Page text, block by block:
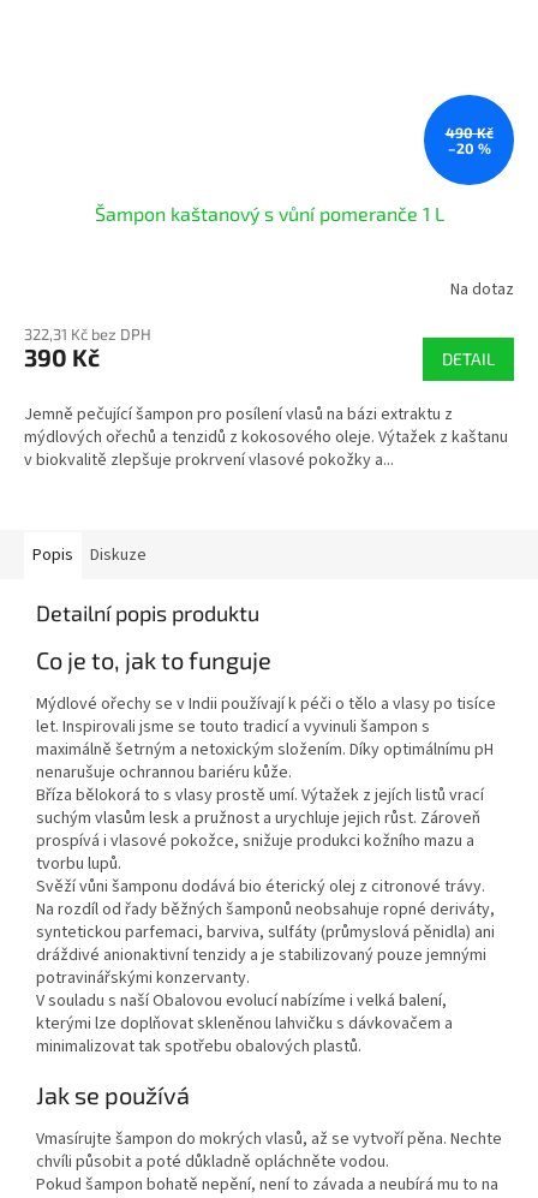
490 Kč
–20 %
Šampon kaštanový s vůní pomeranče 1 L
Na dotaz
322,31 Kč bez DPH
390 Kč DETAIL
Jemně pečující šampon pro posílení vlasů na bázi extraktu z
mýdlových ořechů a tenzidů z kokosového oleje. Výtažek z kaštanu
v biokvalitě zlepšuje prokrvení vlasové pokožky a...
Popis Diskuze
Detailní popis produktu
Co je to, jak to funguje
Mýdlové ořechy se v Indii používají k péči o tělo a vlasy po tisíce
let. Inspirovali jsme se touto tradicí a vyvinuli šampon s
maximálně šetrným a netoxickým složením. Díky optimálnímu pH
nenarušuje ochrannou bariéru kůže.
Bříza bělokorá to s vlasy prostě umí. Výtažek z jejích listů vrací
suchým vlasům lesk a pružnost a urychluje jejich růst. Zároveň
prospívá i vlasové pokožce, snižuje produkci kožního mazu a
tvorbu lupů.
Svěží vůni šamponu dodává bio éterický olej z citronové trávy.
Na rozdíl od řady běžných šamponů neobsahuje ropné deriváty,
syntetickou parfemaci, barviva, sulfáty (průmyslová pěnidla) ani
dráždivé anionaktivní tenzidy a je stabilizovaný pouze jemnými
potravinářskými konzervanty.
V souladu s naší Obalovou evolucí nabízíme i velká balení,
kterými lze doplňovat skleněnou lahvičku s dávkovačem a
minimalizovat tak spotřebu obalových plastů.
Jak se používá
Vmasírujte šampon do mokrých vlasů, až se vytvoří pěna. Nechte
chvíli působit a poté důkladně opláchněte vodou.
Pokud šampon bohatě nepění, není to závada a neubírá mu to na